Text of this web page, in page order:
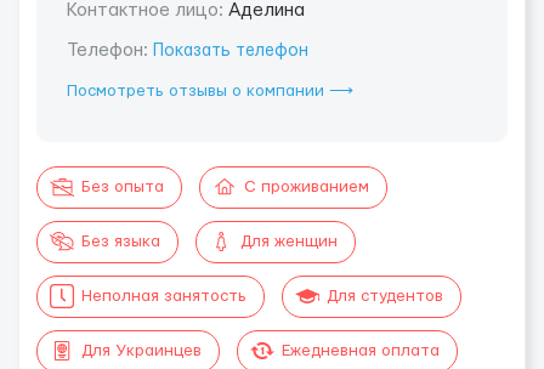
Контактное лицо: Аделина
Телефон: Показать телефон
Посмотреть отзывы о компании ⟶
Без опыта С проживанием
Без языка Для женщин
Неполная занятость Для студентов
Для Украинцев Ежедневная оплата